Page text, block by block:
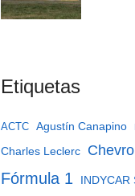
Etiquetas
ACTC Agustín Canapino
Charles Leclerc
Fórmula 1 INDYCAR